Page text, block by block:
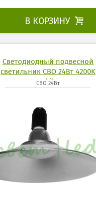
В КОРЗИНУ 
Светодиодный подвесной
светильник СВО 24Вт 4200K
mobilux
СВО 24Вт